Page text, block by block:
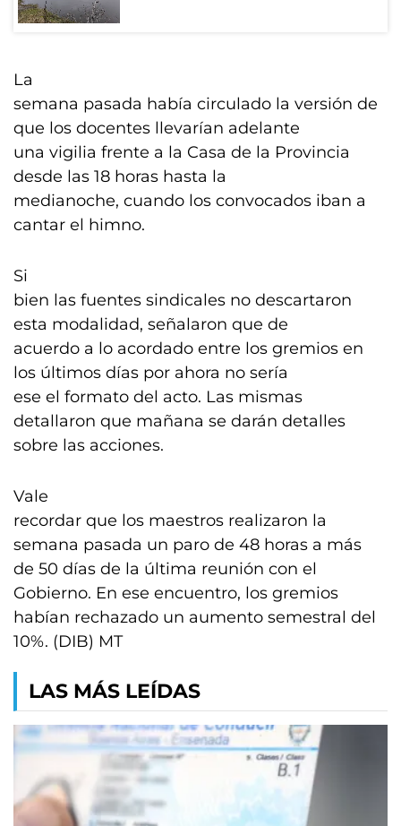
La
semana pasada había circulado la versión de
que los docentes llevarían adelante
una vigilia frente a la Casa de la Provincia
desde las 18 horas hasta la
medianoche, cuando los convocados iban a
cantar el himno.
Si
bien las fuentes sindicales no descartaron
esta modalidad, señalaron que de
acuerdo a lo acordado entre los gremios en
los últimos días por ahora no sería
ese el formato del acto. Las mismas
detallaron que mañana se darán detalles
sobre las acciones.
Vale
recordar que los maestros realizaron la
semana pasada un paro de 48 horas a más
de 50 días de la última reunión con el
Gobierno. En ese encuentro, los gremios
habían rechazado un aumento semestral del
10%. (DIB) MT
LAS MÁS LEÍDAS